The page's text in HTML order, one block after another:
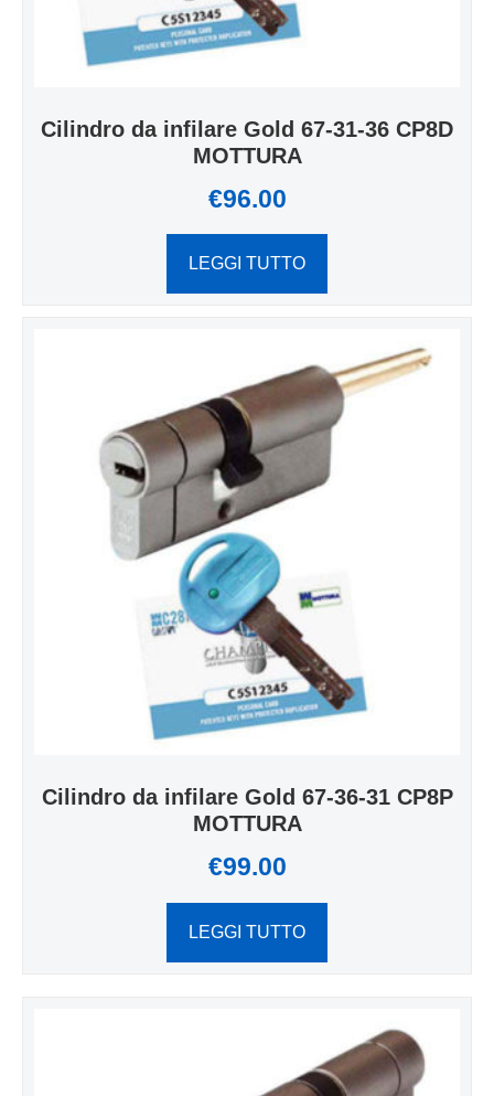
Cilindro da infilare Gold 67-31-36 CP8D
MOTTURA
€96.00
LEGGI TUTTO
Cilindro da infilare Gold 67-36-31 CP8P
MOTTURA
€99.00
LEGGI TUTTO